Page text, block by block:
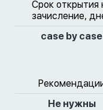
Срок открытия
зачисление,
case by case
Не нужны